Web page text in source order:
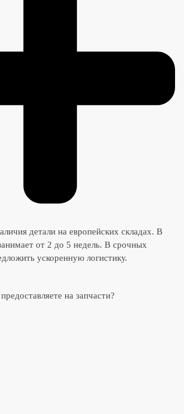
детали на европейских складах. В
от 2 до 5 недель. В срочных
ускоренную логистику.
на запчасти?